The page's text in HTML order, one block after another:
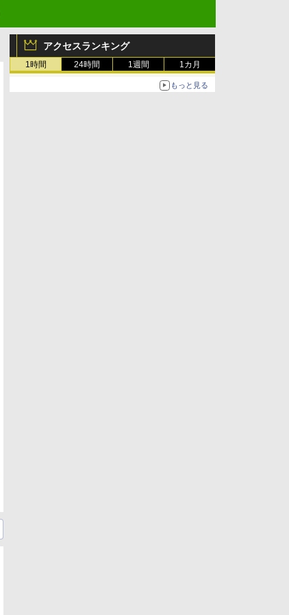
アクセスランキング
1時間 24時間 1週間 1カ月
もっと見る